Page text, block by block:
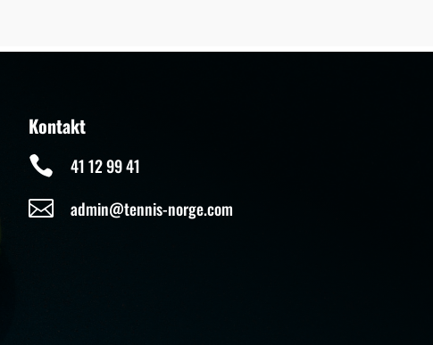
Kontakt
 41 12 99 41
 admin@tennis-norge.com